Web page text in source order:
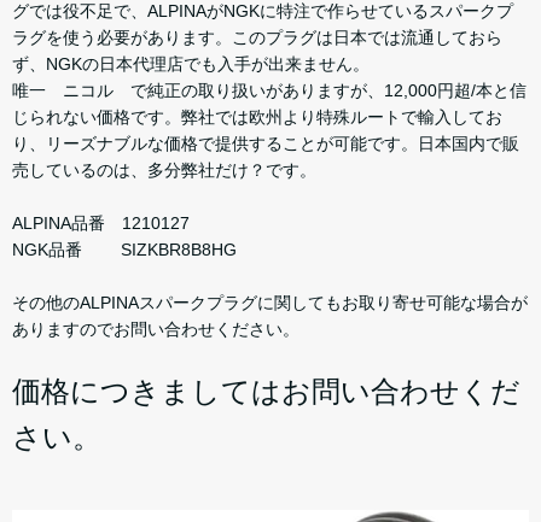
グでは役不足で、ALPINAがNGKに特注で作らせているスパークプ
ラグを使う必要があります。このプラグは日本では流通しておら
ず、NGKの日本代理店でも入手が出来ません。
唯一 ニコル で純正の取り扱いがありますが、12,000円超/本と信
じられない価格です。弊社では欧州より特殊ルートで輸入してお
り、リーズナブルな価格で提供することが可能です。日本国内で販
売しているのは、多分弊社だけ？です。
ALPINA品番 1210127
NGK品番 SIZKBR8B8HG
その他のALPINAスパークプラグに関してもお取り寄せ可能な場合が
ありますのでお問い合わせください。
価格につきましてはお問い合わせくだ
さい。